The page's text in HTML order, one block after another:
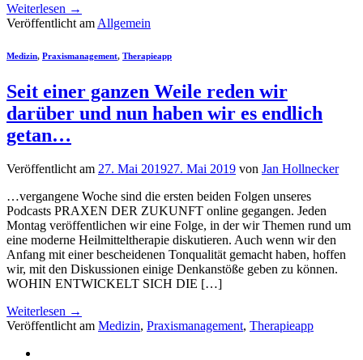
Weiterlesen →
Veröffentlicht am Allgemein
Medizin, Praxismanagement, Therapieapp
Seit einer ganzen Weile reden wir
darüber und nun haben wir es endlich
getan…
Veröffentlicht am 27. Mai 201927. Mai 2019 von Jan Hollnecker
…vergangene Woche sind die ersten beiden Folgen unseres
Podcasts PRAXEN DER ZUKUNFT online gegangen. Jeden
Montag veröffentlichen wir eine Folge, in der wir Themen rund um
eine moderne Heilmitteltherapie diskutieren. Auch wenn wir den
Anfang mit einer bescheidenen Tonqualität gemacht haben, hoffen
wir, mit den Diskussionen einige Denkanstöße geben zu können.
WOHIN ENTWICKELT SICH DIE […]
Weiterlesen →
Veröffentlicht am Medizin, Praxismanagement, Therapieapp